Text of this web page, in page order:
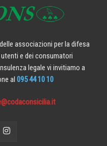
associazioni per la difesa
e dei consumatori
legale vi invitiamo a
al 095 44 10 10